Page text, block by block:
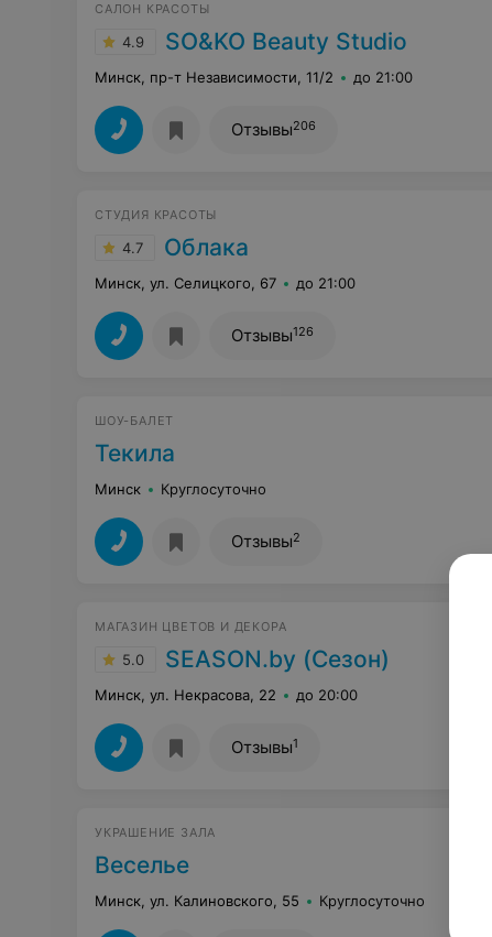
САЛОН КРАСОТЫ
4.9 SO&KO Beauty Studio
Минск, пр-т Независимости, 11/2 до 21:00
Отзывы206
СТУДИЯ КРАСОТЫ
4.7 Облака
Минск, ул. Селицкого, 67 до 21:00
Отзывы126
ШОУ-БАЛЕТ
Текила
Минск Круглосуточно
Отзывы2
МАГАЗИН ЦВЕТОВ И ДЕКОРА
5.0 SEASON.by (Сезон)
Минск, ул. Некрасова, 22 до 20:00
Отзывы1
УКРАШЕНИЕ ЗАЛА
Веселье
Минск, ул. Калиновского, 55 Круглосуточно